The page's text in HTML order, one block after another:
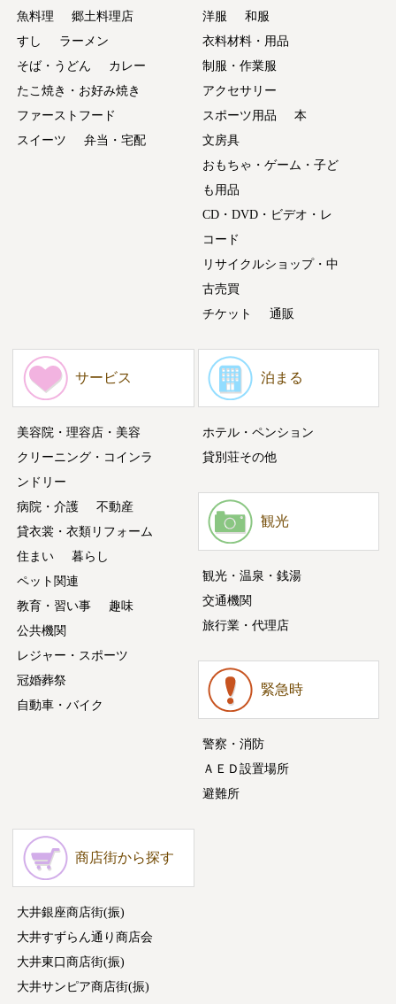
魚料理
郷土料理店
すし
ラーメン
そば・うどん
カレー
たこ焼き・お好み焼き
ファーストフード
スイーツ
弁当・宅配
洋服
和服
衣料材料・用品
制服・作業服
アクセサリー
スポーツ用品
本
文房具
おもちゃ・ゲーム・子ど
も用品
CD・DVD・ビデオ・レ
コード
リサイクルショップ・中
古売買
チケット
通販
サービス
美容院・理容店・美容
クリーニング・コインラ
ンドリー
病院・介護
不動産
貸衣裳・衣類リフォーム
住まい
暮らし
ペット関連
教育・習い事
趣味
公共機関
レジャー・スポーツ
冠婚葬祭
自動車・バイク
泊まる
ホテル・ペンション
貸別荘その他
観光
観光・温泉・銭湯
交通機関
旅行業・代理店
緊急時
警察・消防
ＡＥＤ設置場所
避難所
商店街から探す
大井銀座商店街(振)
大井すずらん通り商店会
大井東口商店街(振)
大井サンピア商店街(振)